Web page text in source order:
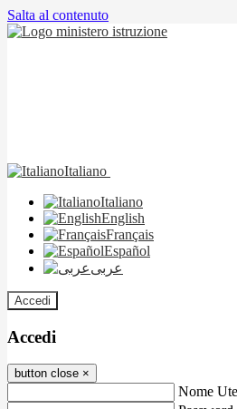
Salta al contenuto
Italiano
Italiano
English
Français
Español
عربى
Accedi
Accedi
button close ×
Nome